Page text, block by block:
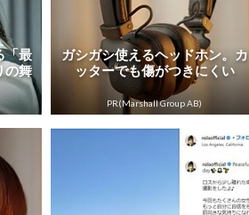
「最
の舞
ガシガシ使えるヘッドホン。カ
ッターでも傷がつきにくい
PR(Marshall Group AB)